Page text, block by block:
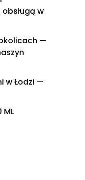
w
—
w Łodzi —
ML